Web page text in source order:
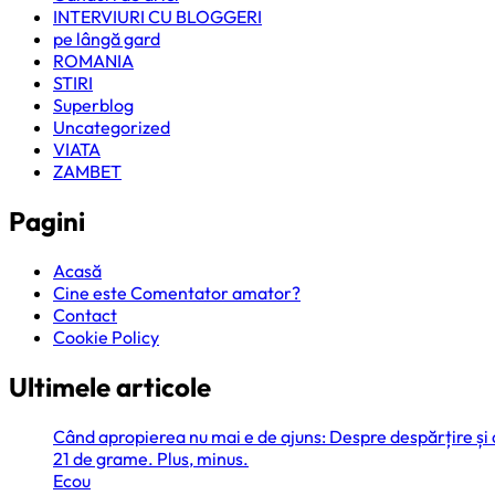
INTERVIURI CU BLOGGERI
pe lângă gard
ROMANIA
STIRI
Superblog
Uncategorized
VIATA
ZAMBET
Pagini
Acasă
Cine este Comentator amator?
Contact
Cookie Policy
Ultimele articole
Când apropierea nu mai e de ajuns: Despre despărțire
21 de grame. Plus, minus.
Ecou